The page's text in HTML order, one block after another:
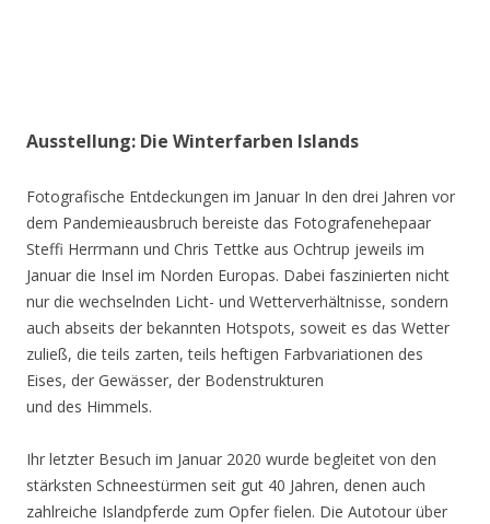
Ausstellung: Die Winterfarben Islands
Fotografische Entdeckungen im Januar In den drei Jahren vor
dem Pandemieausbruch bereiste das Fotografenehepaar
Steffi Herrmann und Chris Tettke aus Ochtrup jeweils im
Januar die Insel im Norden Europas. Dabei faszinierten nicht
nur die wechselnden Licht- und Wetterverhältnisse, sondern
auch abseits der bekannten Hotspots, soweit es das Wetter
zuließ, die teils zarten, teils heftigen Farbvariationen des
Eises, der Gewässer, der Bodenstrukturen
und des Himmels.
Ihr letzter Besuch im Januar 2020 wurde begleitet von den
stärksten Schneestürmen seit gut 40 Jahren, denen auch
zahlreiche Islandpferde zum Opfer fielen. Die Autotour über